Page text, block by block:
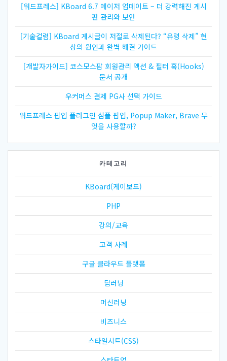
[워드프레스] KBoard 6.7 메이저 업데이트 – 더 강력해진 게시
판 관리와 보안
[기술컬럼] KBoard 게시글이 저절로 삭제된다? “유령 삭제” 현
상의 원인과 완벽 해결 가이드
[개발자가이드] 코스모스팜 회원관리 액션 & 필터 훅(Hooks)
문서 공개
우커머스 결제 PG사 선택 가이드
워드프레스 팝업 플러그인 심플 팝업, Popup Maker, Brave 무
엇을 사용할까?
카테고리
KBoard(케이보드)
PHP
강의/교육
고객 사례
구글 클라우드 플랫폼
딥러닝
머신러닝
비즈니스
스타일시트(CSS)